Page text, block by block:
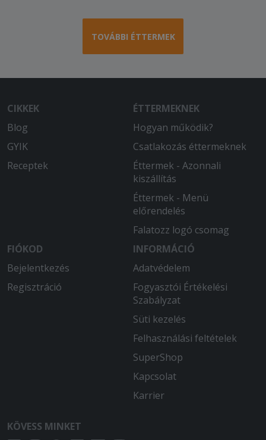
TOVÁBBI ÉTTERMEK
CIKKEK
Blog
GYIK
Receptek
ÉTTERMEKNEK
Hogyan működik?
Csatlakozás éttermeknek
Éttermek - Azonnali
kiszállítás
Éttermek - Menü
előrendelés
Falatozz logó csomag
FIÓKOD
Bejelentkezés
Regisztráció
INFORMÁCIÓ
Adatvédelem
Fogyasztói Értékelési
Szabályzat
Süti kezelés
Felhasználási feltételek
SuperShop
Kapcsolat
Karrier
KÖVESS MINKET